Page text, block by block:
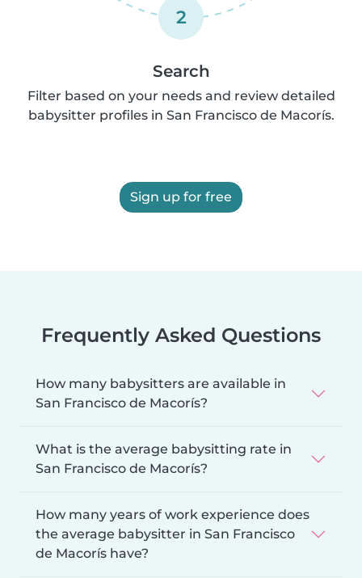
2
Search
Filter based on your needs and review detailed
babysitter profiles in San Francisco de Macorís.
Sign up for free
Frequently Asked Questions
How many babysitters are available in
San Francisco de Macorís?
What is the average babysitting rate in
San Francisco de Macorís?
How many years of work experience does
the average babysitter in San Francisco
de Macorís have?